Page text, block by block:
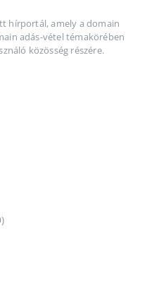
hírportál, amely a domain
adás-vétel témakörében
közösség részére.